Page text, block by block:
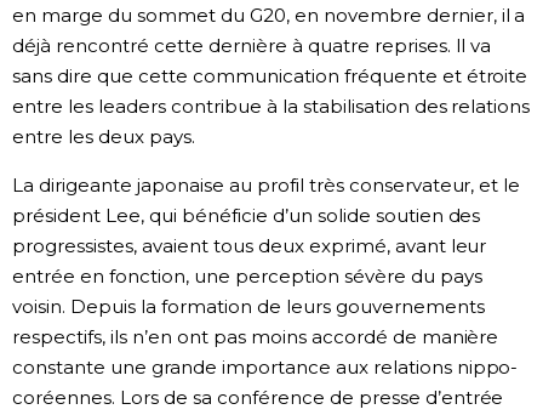
en marge du sommet du G20, en novembre dernier, il a
déjà rencontré cette dernière à quatre reprises. Il va
sans dire que cette communication fréquente et étroite
entre les leaders contribue à la stabilisation des relations
entre les deux pays.
La dirigeante japonaise au profil très conservateur, et le
président Lee, qui bénéficie d’un solide soutien des
progressistes, avaient tous deux exprimé, avant leur
entrée en fonction, une perception sévère du pays
voisin. Depuis la formation de leurs gouvernements
respectifs, ils n’en ont pas moins accordé de manière
constante une grande importance aux relations nippo-
coréennes. Lors de sa conférence de presse d’entrée